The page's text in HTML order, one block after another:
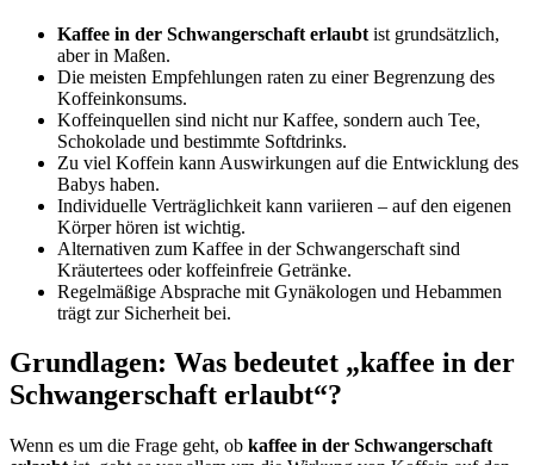
Kaffee in der Schwangerschaft erlaubt ist grundsätzlich,
aber in Maßen.
Die meisten Empfehlungen raten zu einer Begrenzung des
Koffeinkonsums.
Koffeinquellen sind nicht nur Kaffee, sondern auch Tee,
Schokolade und bestimmte Softdrinks.
Zu viel Koffein kann Auswirkungen auf die Entwicklung des
Babys haben.
Individuelle Verträglichkeit kann variieren – auf den eigenen
Körper hören ist wichtig.
Alternativen zum Kaffee in der Schwangerschaft sind
Kräutertees oder koffeinfreie Getränke.
Regelmäßige Absprache mit Gynäkologen und Hebammen
trägt zur Sicherheit bei.
Grundlagen: Was bedeutet „kaffee in der
Schwangerschaft erlaubt“?
Wenn es um die Frage geht, ob kaffee in der Schwangerschaft